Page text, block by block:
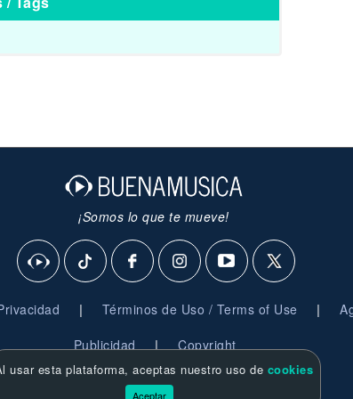
¡Somos lo que te mueve!
| Términos de Uso / Terms of Use |
Publicidad | Copyright
© 2026 BuenaMusica.com - Derechos Reservados
usar esta plataforma, aceptas nuestro uso de cookies
Aceptar